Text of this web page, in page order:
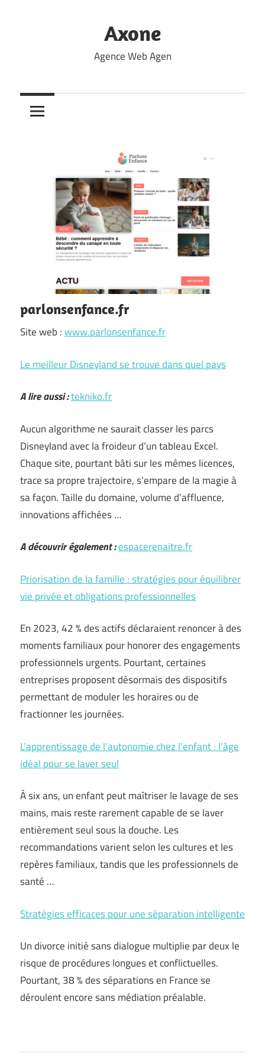
Axone
Agence Web Agen
parlonsenfance.fr
Site web :www.parlonsenfance.fr
Le meilleur Disneyland se trouve dans quel pays
A lire aussi :tekniko.fr
Aucun algorithme ne saurait classer les parcs
Disneyland avec la froideur d’un tableau Excel.
Chaque site, pourtant bâti sur les mêmes licences,
trace sa propre trajectoire, s’empare de la magie à
sa façon. Taille du domaine, volume d’affluence,
innovations affichées …
A découvrir également :espacerenaitre.fr
Priorisation de la famille : stratégies pour équilibrer
vie privée et obligations professionnelles
En 2023, 42 % des actifs déclaraient renoncer à des
moments familiaux pour honorer des engagements
professionnels urgents. Pourtant, certaines
entreprises proposent désormais des dispositifs
permettant de moduler les horaires ou de
fractionner les journées.
L’apprentissage de l’autonomie chez l’enfant : l’âge
idéal pour se laver seul
À six ans, un enfant peut maîtriser le lavage de ses
mains, mais reste rarement capable de se laver
entièrement seul sous la douche. Les
recommandations varient selon les cultures et les
repères familiaux, tandis que les professionnels de
santé …
Stratégies efficaces pour une séparation intelligente
Un divorce initié sans dialogue multiplie par deux le
risque de procédures longues et conflictuelles.
Pourtant, 38 % des séparations en France se
déroulent encore sans médiation préalable.